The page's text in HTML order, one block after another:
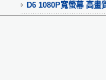
D6 1080P寬螢幕 高畫